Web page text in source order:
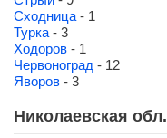
Сходница - 1
Турка - 3
Ходоров - 1
Червоноград - 12
Яворов - 3
Николаевская обл.